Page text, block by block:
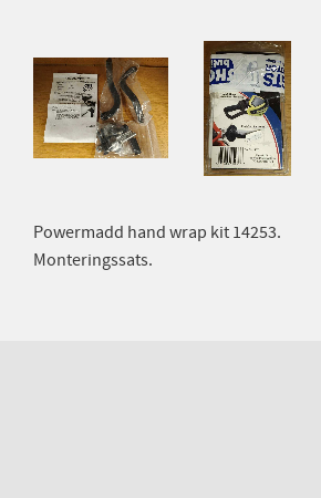
Powermadd hand wrap kit 14253.
Monteringssats.